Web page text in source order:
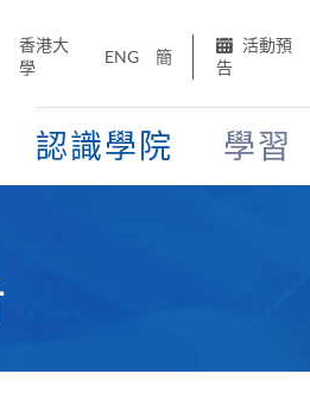
香港大
學
ENG 簡
活動預
告
認識學院 學習